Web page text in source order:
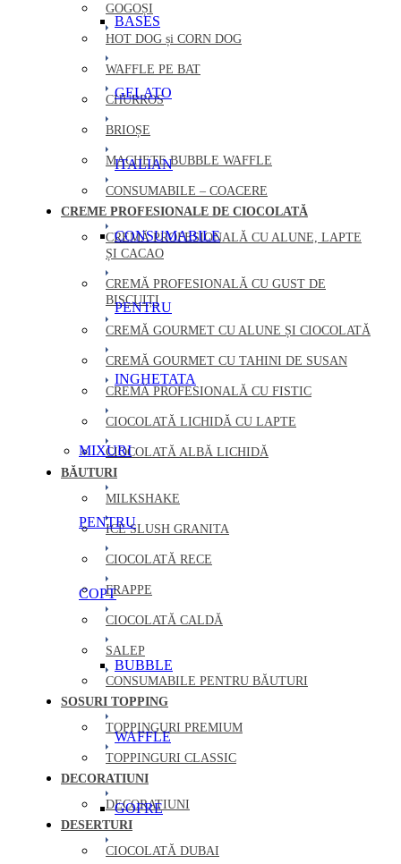
BASES
GELATO
ITALIAN
CONSUMABILE
PENTRU
INGHETATA
MIXURI
PENTRU
COPT
BUBBLE
WAFFLE
GOFRE
GOGOȘI
HOT DOG și CORN DOG
WAFFLE PE BAT
CHURROS
BRIOȘE
MACHETE BUBBLE WAFFLE
CONSUMABILE – COACERE
CREME PROFESIONALE DE CIOCOLATĂ
CREMĂ PROFESIONALĂ CU ALUNE, LAPTE
ȘI CACAO
CREMĂ PROFESIONALĂ CU GUST DE
BISCUIȚI
CREMĂ GOURMET CU ALUNE ȘI CIOCOLATĂ
CREMĂ GOURMET CU TAHINI DE SUSAN
CREMĂ PROFESIONALĂ CU FISTIC
CIOCOLATĂ LICHIDĂ CU LAPTE
CIOCOLATĂ ALBĂ LICHIDĂ
BĂUTURI
MILKSHAKE
ICE SLUSH GRANITA
CIOCOLATĂ RECE
FRAPPE
CIOCOLATĂ CALDĂ
SALEP
CONSUMABILE PENTRU BĂUTURI
SOSURI TOPPING
TOPPINGURI PREMIUM
TOPPINGURI CLASSIC
DECORATIUNI
DECORATIUNI
DESERTURI
CIOCOLATĂ DUBAI